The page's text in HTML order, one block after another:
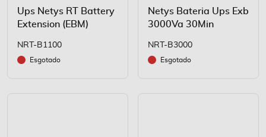
Ups Netys RT Battery
Extension (EBM)
NRT-B1100
Esgotado
Netys Bateria Ups Exb
3000Va 30Min
NRT-B3000
Esgotado